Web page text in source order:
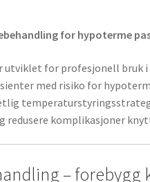
for hypoterme
utviklet for profesjonell bruk i
med risiko for
redusere komplikasjoner
–